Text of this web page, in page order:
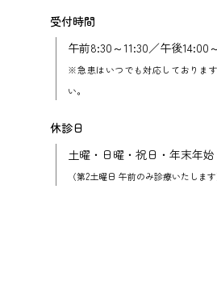
受付時間
午前8:30～11:30／午後14:00
※急患はいつでも対応しておりま
い。
休診日
土曜・日曜・祝日・年末年始
（第2土曜日 午前のみ診療いたします